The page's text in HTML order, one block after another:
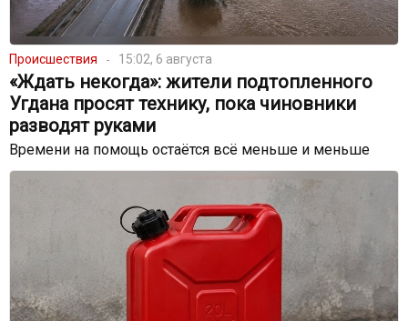
Происшествия 15:02, 6 августа
«Ждать некогда»: жители подтопленного
Угдана просят технику, пока чиновники
разводят руками
Времени на помощь остаётся всё меньше и меньше